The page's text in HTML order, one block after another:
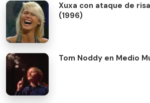
Xuxa con ataque de
(1996)
Tom Noddy en Medio